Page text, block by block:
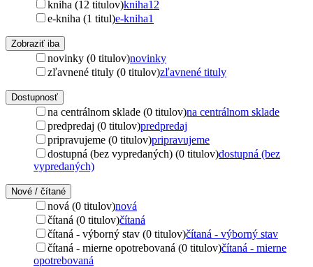
kniha (12 titulov)kniha12
e-kniha (1 titul)e-kniha1
Zobraziť iba
novinky (0 titulov)novinky
zľavnené tituly (0 titulov)zľavnené tituly
Dostupnosť
na centrálnom sklade (0 titulov)na centrálnom sklade
predpredaj (0 titulov)predpredaj
pripravujeme (0 titulov)pripravujeme
dostupná (bez vypredaných) (0 titulov)dostupná (bez
vypredaných)
Nové / čítané
nová (0 titulov)nová
čítaná (0 titulov)čítaná
čítaná - výborný stav (0 titulov)čítaná - výborný stav
čítaná - mierne opotrebovaná (0 titulov)čítaná - mierne
opotrebovaná